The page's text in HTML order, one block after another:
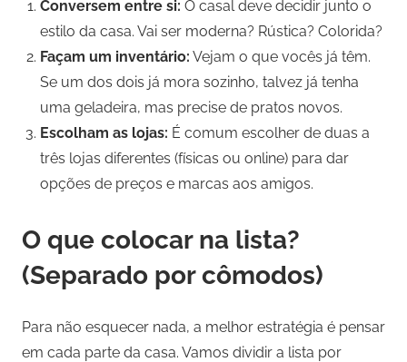
Conversem entre si: O casal deve decidir junto o
estilo da casa. Vai ser moderna? Rústica? Colorida?
Façam um inventário: Vejam o que vocês já têm.
Se um dos dois já mora sozinho, talvez já tenha
uma geladeira, mas precise de pratos novos.
Escolham as lojas: É comum escolher de duas a
três lojas diferentes (físicas ou online) para dar
opções de preços e marcas aos amigos.
O que colocar na lista?
(Separado por cômodos)
Para não esquecer nada, a melhor estratégia é pensar
em cada parte da casa. Vamos dividir a lista por